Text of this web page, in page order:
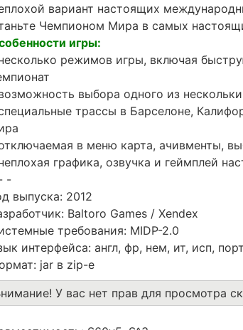
вариант настоящих
Чемпионом Мира в самых
игры:
режимов игры, включая
выбора одного из
трассы в Барселоне,
в меню карта, ачивменты,
графика, озвучка и геймплей
-
выпуска: 2012
Baltoro Games / Xendex
требования: MIDP-2.0
интерфейса: англ, фр, нем, ит, исп,
jar в zip-e
У вас нет прав для просмотра